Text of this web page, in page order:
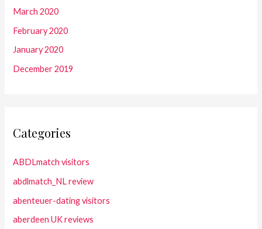
March 2020
February 2020
January 2020
December 2019
Categories
ABDLmatch visitors
abdlmatch_NL review
abenteuer-dating visitors
aberdeen UK reviews